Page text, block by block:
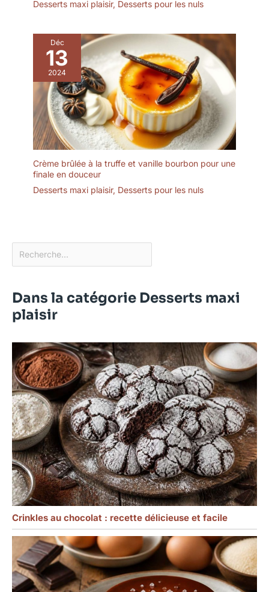
Desserts maxi plaisir, Desserts pour les nuls
Déc
13
2024
Crème brûlée à la truffe et vanille bourbon pour une
finale en douceur
Desserts maxi plaisir, Desserts pour les nuls
Dans la catégorie Desserts maxi
plaisir
Crinkles au chocolat : recette délicieuse et facile